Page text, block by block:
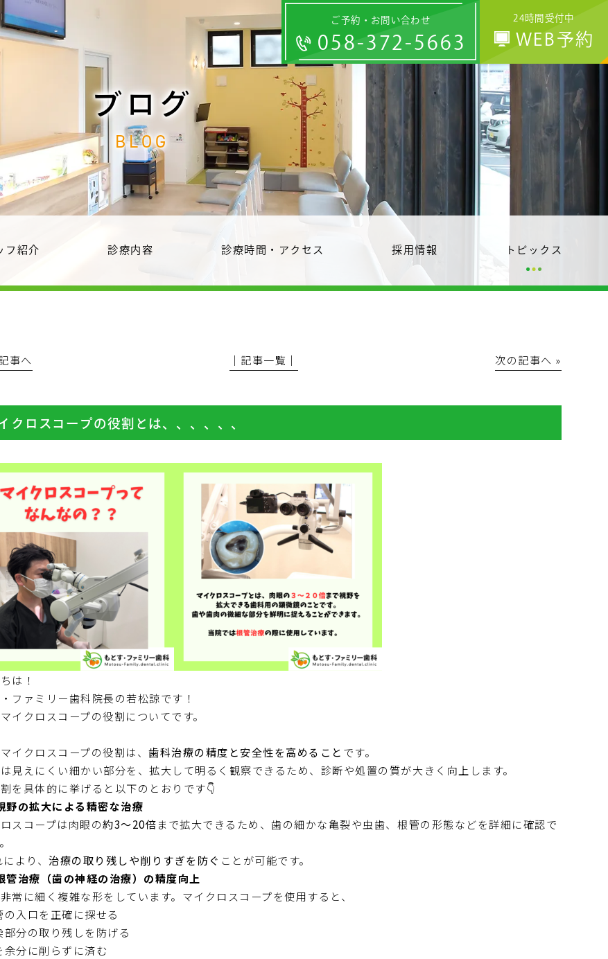
ご予約・お問い合わせ
058-372-5663
24時間受付中
WEB予約
ブログ
BLOG
フ紹介 診療内容 診療時間・アクセス 採用情報 トピックス
事へ │記事一覧│ 次の記事へ »
クロスコープの役割とは、、、、、、
は！
ファミリー歯科院長の若松諒です！
イクロスコープの役割についてです。
イクロスコープの役割は、歯科治療の精度と安全性を高めること です。
見えにくい細かい部分を、拡大して明るく観察できるため、診断や処置の質が大きく向上します。
を具体的に挙げると以下のとおりです👇
野の拡大による精密な治療
スコープは肉眼の約3〜20倍まで拡大できるため、歯の細かな亀裂や虫歯、根管の形態などを詳細に確認で
より、治療の取り残しや削りすぎを防ぐ ことが可能です。
管治療（歯の神経の治療）の精度向上
常に細く複雑な形をしています。マイクロスコープを使用すると、
の入口を正確に探せる
部分の取り残しを防げる
余分に削らずに済む